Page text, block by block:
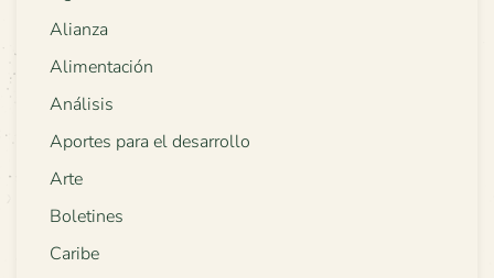
Alianza
Alimentación
Análisis
Aportes para el desarrollo
Arte
Boletines
Caribe